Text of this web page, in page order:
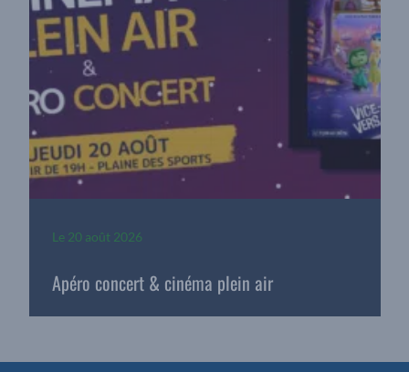
Le 20 août 2026
Apéro concert & cinéma plein air